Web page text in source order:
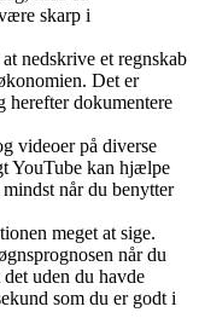
skarp i
nedskrive et regnskab
Det er
herefter dokumentere
videoer på diverse
YouTube kan hjælpe
når du benytter
meget at sige.
når du
uden du havde
som du er godt i